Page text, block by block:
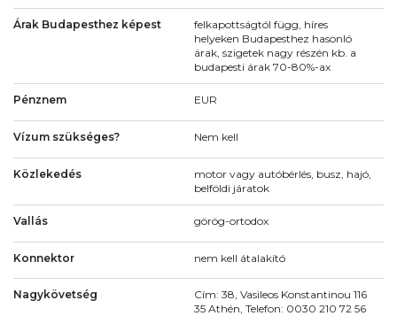
Árak Budapesthez képest
felkapottságtól függ, híres
helyeken Budapesthez hasonló
árak, szigetek nagy részén kb. a
budapesti árak 70-80%-ax
Pénznem EUR
Vízum szükséges? Nem kell
Közlekedés
motor vagy autóbérlés, busz, hajó,
belföldi járatok
Vallás görög-ortodox
Konnektor nem kell átalakító
Nagykövetség
Cím: 38, Vasileos Konstantinou 116
35 Athén, Telefon: 0030 210 72 56